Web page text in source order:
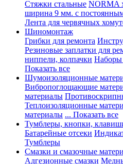
Стяжки стальные NORMA
ширина 9 мм. с
Лента для червячных
Шиномонтаж
Грибки для ремонта
Резиновые заплатки для
ниппели, колпачки Наборы
Показать все
Шумоизоляционные
Вибропоглощающие
материалы
Теплоизоляционные
материалы ... Показать все
Тумблеры, кнопки,
Батарейные отсеки
Тумблеры
Смазки и смазочные
Адгезионные смазки